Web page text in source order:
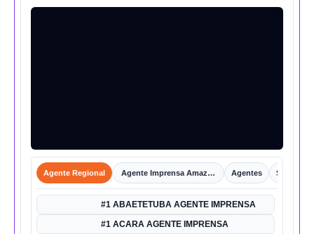
Agente Regional Agente Imprensa Amazônica Agentes Shorts
#1 ABAETETUBA AGENTE IMPRENSA
#1 ACARA AGENTE IMPRENSA